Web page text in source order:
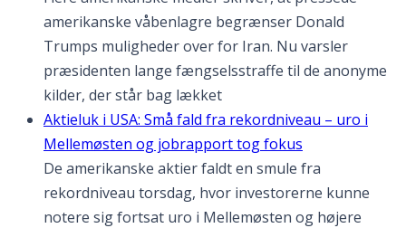
amerikanske våbenlagre begrænser Donald
Trumps muligheder over for Iran. Nu varsler
præsidenten lange fængselsstraffe til de anonyme
kilder, der står bag lækket
Aktieluk i USA: Små fald fra rekordniveau – uro i
Mellemøsten og jobrapport tog fokus
De amerikanske aktier faldt en smule fra
rekordniveau torsdag, hvor investorerne kunne
notere sig fortsat uro i Mellemøsten og højere